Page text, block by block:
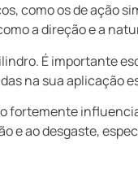
como os de ação
a direção e a
É importante
na sua aplicação
fortemente
e ao desgaste,